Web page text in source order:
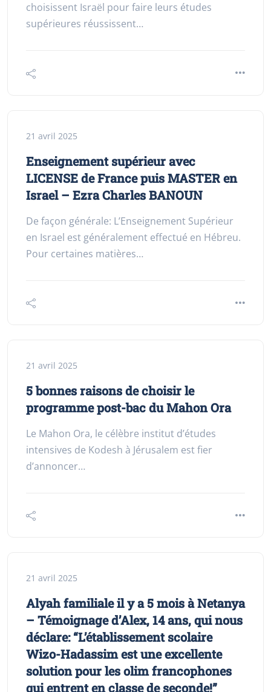
choisissent Israël pour faire leurs études
supérieures réussissent…
21 avril 2025
Enseignement supérieur avec
LICENSE de France puis MASTER en
Israel – Ezra Charles BANOUN
De façon générale: L’Enseignement Supérieur
en Israel est généralement effectué en Hébreu.
Pour certaines matières…
21 avril 2025
5 bonnes raisons de choisir le
programme post-bac du Mahon Ora
Le Mahon Ora, le célèbre institut d’études
intensives de Kodesh à Jérusalem est fier
d’annoncer…
21 avril 2025
Alyah familiale il y a 5 mois à Netanya
– Témoignage d’Alex, 14 ans, qui nous
déclare: “L’établissement scolaire
Wizo-Hadassim est une excellente
solution pour les olim francophones
qui entrent en classe de seconde!”